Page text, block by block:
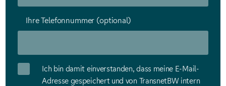
Ihre Telefonnummer (optional)
Ich bin damit einverstanden, dass meine E-Mail-
Adresse gespeichert und von TransnetBW intern